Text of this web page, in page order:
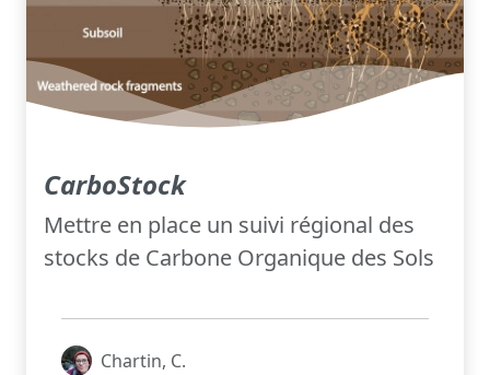
CarboStock
Mettre en place un suivi régional des
stocks de Carbone Organique des Sols
Chartin, C.